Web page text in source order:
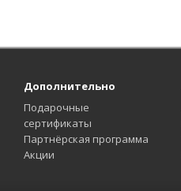
Дополнительно
Подарочные
сертификаты
Партнёрская программа
Акции